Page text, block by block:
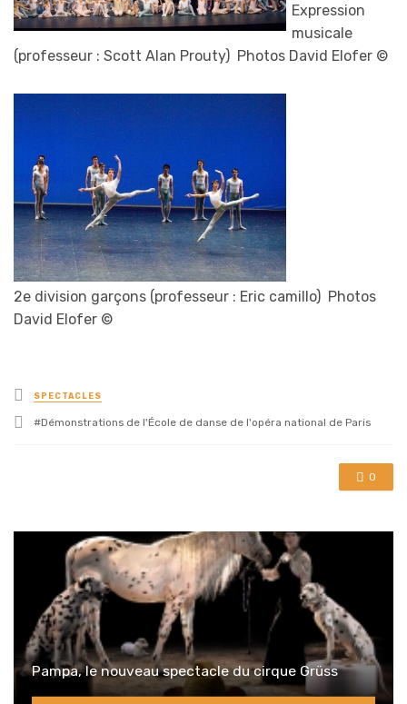
Expression
musicale
(professeur : Scott Alan Prouty) Photos David Elofer ©
2e division garçons (professeur : Eric camillo) Photos
David Elofer ©
Posted
in
SPECTACLES
Tagged
Démonstrations de l'École de danse de l'opéra national de Paris
0
Pampa, le nouveau spectacle du cirque Grüss